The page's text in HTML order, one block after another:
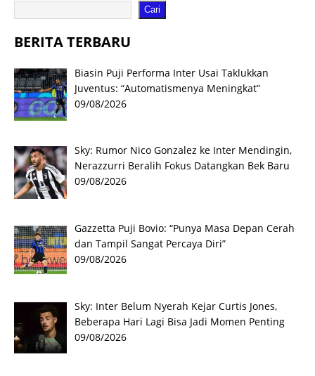
Cari
BERITA TERBARU
Biasin Puji Performa Inter Usai Taklukkan
Juventus: “Automatismenya Meningkat”
09/08/2026
Sky: Rumor Nico Gonzalez ke Inter Mendingin,
Nerazzurri Beralih Fokus Datangkan Bek Baru
09/08/2026
Gazzetta Puji Bovio: “Punya Masa Depan Cerah
dan Tampil Sangat Percaya Diri”
09/08/2026
Sky: Inter Belum Nyerah Kejar Curtis Jones,
Beberapa Hari Lagi Bisa Jadi Momen Penting
09/08/2026